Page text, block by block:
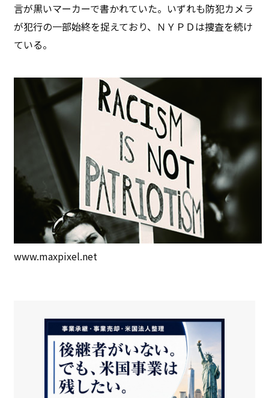
言が黒いマーカーで書かれていた。いずれも防犯カメラ
が犯行の一部始終を捉えており、ＮＹＰＤは捜査を続け
ている。
www.maxpixel.net